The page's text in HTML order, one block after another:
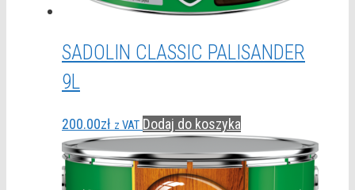
SADOLIN CLASSIC PALISANDER
9L
200.00zł z VAT Dodaj do koszyka